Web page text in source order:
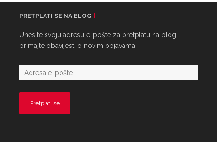
PRETPLATI SE NA BLOG
Unesite svoju adresu e-pošte za pretplatu na blog i
primajte obavijesti o novim objavama